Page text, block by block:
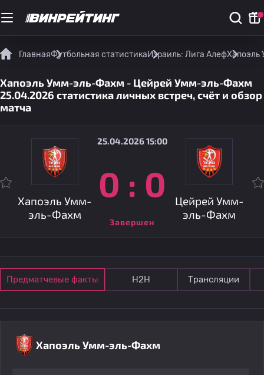
ГлавнаяФутбольная статистикаИзраиль: Лига АлефХапоэль
Хапоэль Умм-эль-Фахм - Цейрей Умм-эль-Фахм
25.04.2026 статистика личных встреч, счёт и обзор
матча
Хапоэль Умм-
эль-Фахм
25.04.2026 15:00
0 : 0
Завершен
Цейрей Умм-
эль-Фахм
Предматчевые факты Н2Н Трансляции
Хапоэль Умм-эль-Фахм